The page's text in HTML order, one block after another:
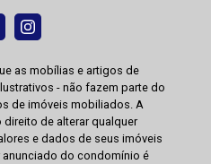
as mobílias e artigos de
- não fazem parte do
de imóveis mobiliados. A
direito de alterar qualquer
e dados de seus imóveis
anunciado do condomínio é